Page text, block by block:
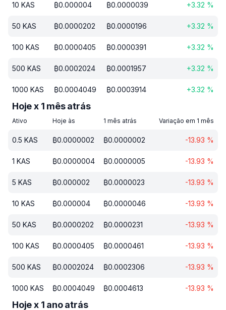
10 KAS ₿0.000004 ₿0.0000039 +3.32 %
50 KAS ₿0.0000202 ₿0.0000196 +3.32 %
100 KAS ₿0.0000405 ₿0.0000391 +3.32 %
500 KAS ₿0.0002024 ₿0.0001957 +3.32 %
1000 KAS ₿0.0004049 ₿0.0003914 +3.32 %
Hoje x 1 mês atrás
Ativo Hoje às 1 mês atrás Variação em 1 mês
0.5 KAS ₿0.0000002 ₿0.0000002 -13.93 %
1 KAS ₿0.0000004 ₿0.0000005 -13.93 %
5 KAS ₿0.000002 ₿0.0000023 -13.93 %
10 KAS ₿0.000004 ₿0.0000046 -13.93 %
50 KAS ₿0.0000202 ₿0.0000231 -13.93 %
100 KAS ₿0.0000405 ₿0.0000461 -13.93 %
500 KAS ₿0.0002024 ₿0.0002306 -13.93 %
1000 KAS ₿0.0004049 ₿0.0004613 -13.93 %
Hoje x 1 ano atrás